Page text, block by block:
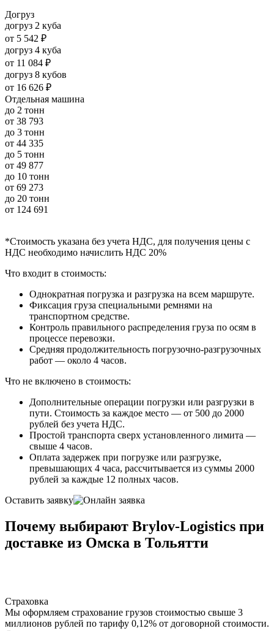
Догруз
догруз 2 куба
от 5 542 ₽
догруз 4 куба
от 11 084 ₽
догруз 8 кубов
от 16 626 ₽
Отдельная машина
до 2 тонн
от 38 793
до 3 тонн
от 44 335
до 5 тонн
от 49 877
до 10 тонн
от 69 273
до 20 тонн
от 124 691
*Стоимость указана без учета НДС, для получения цены с
НДС необходимо начислить НДС 20%
Что входит в стоимость:
Однократная погрузка и разгрузка на всем маршруте.
Фиксация груза специальными ремнями на
транспортном средстве.
Контроль правильного распределения груза по осям в
процессе перевозки.
Средняя продолжительность погрузочно-разгрузочных
работ — около 4 часов.
Что не включено в стоимость:
Дополнительные операции погрузки или разгрузки в
пути. Стоимость за каждое место — от 500 до 2000
рублей без учета НДС.
Простой транспорта сверх установленного лимита —
свыше 4 часов.
Оплата задержек при погрузке или разгрузке,
превышающих 4 часа, рассчитывается из суммы 2000
рублей за каждые 12 полных часов.
Оставить заявку
Почему выбирают Brylov-Logistics при
доставке из Омска в Тольятти
Страховка
Мы оформляем страхование грузов стоимостью свыше 3
миллионов рублей по тарифу 0,12% от договорной стоимости.